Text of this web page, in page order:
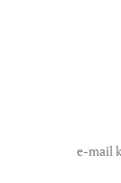
e-mail